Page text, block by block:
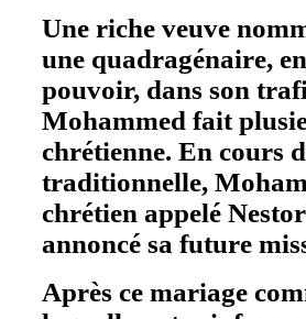
Une riche veuve
une quadragénaire,
pouvoir, dans son
Mohammed fait
chrétienne. En cours
traditionnelle,
chrétien appelé
annoncé sa future
Après ce mariage